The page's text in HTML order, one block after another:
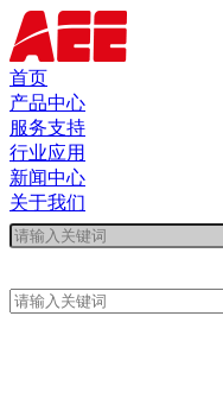
首页
产品中心
服务支持
行业应用
新闻中心
关于我们